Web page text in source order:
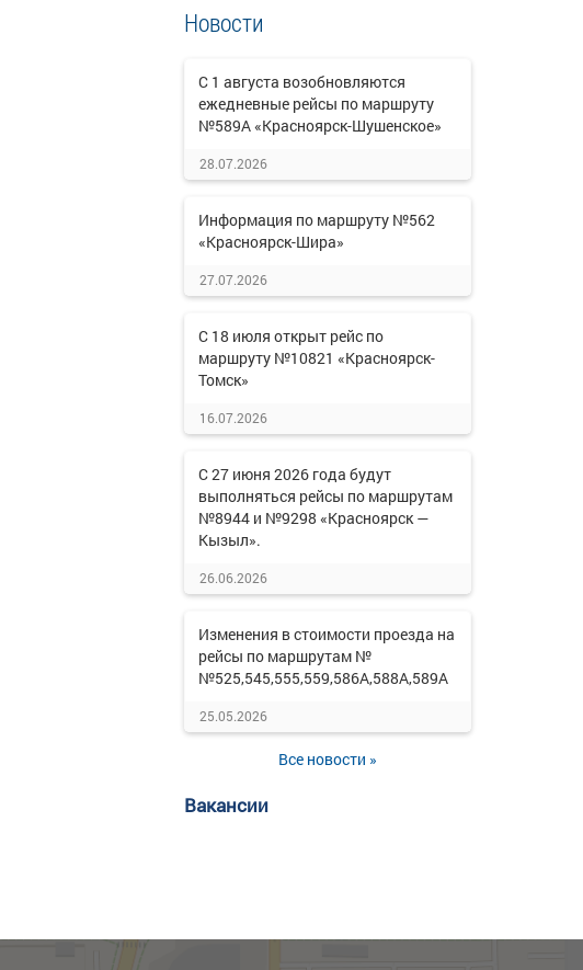
Новости
С 1 августа возобновляются
ежедневные рейсы по маршруту
№589А «Красноярск-Шушенское»
28.07.2026
Информация по маршруту №562
«Красноярск-Шира»
27.07.2026
С 18 июля открыт рейс по
маршруту №10821 «Красноярск-
Томск»
16.07.2026
С 27 июня 2026 года будут
выполняться рейсы по маршрутам
№8944 и №9298 «Красноярск —
Кызыл».
26.06.2026
Изменения в стоимости проезда на
рейсы по маршрутам №
№525,545,555,559,586А,588А,589А
25.05.2026
Все новости »
Вакансии